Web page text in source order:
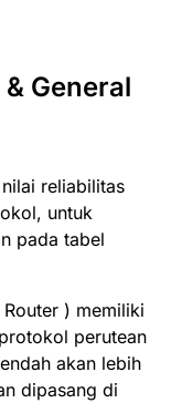
General
reliabilitas
untuk
pada tabel
) memiliki
perutean
akan lebih
dipasang di